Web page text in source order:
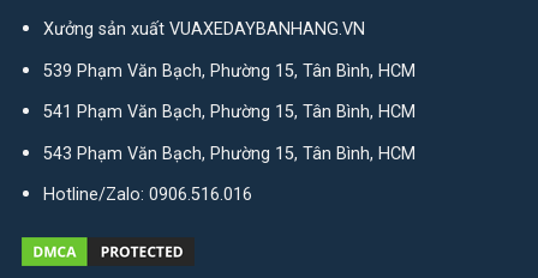
Xưởng sản xuất VUAXEDAYBANHANG.VN
539 Phạm Văn Bạch, Phường 15, Tân Bình, HCM
541 Phạm Văn Bạch, Phường 15, Tân Bình, HCM
543 Phạm Văn Bạch, Phường 15, Tân Bình, HCM
Hotline/Zalo: 0906.516.016